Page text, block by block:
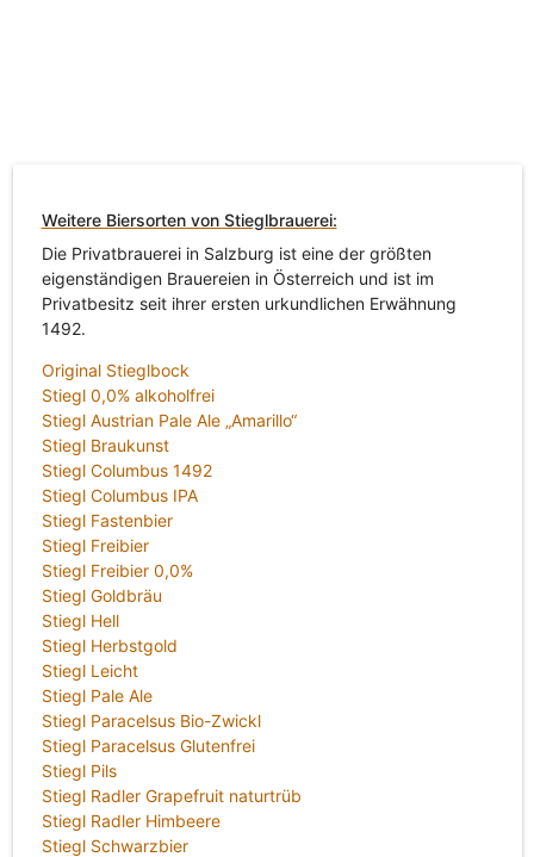
Weitere Biersorten von Stieglbrauerei:
Die Privatbrauerei in Salzburg ist eine der größten
eigenständigen Brauereien in Österreich und ist im
Privatbesitz seit ihrer ersten urkundlichen Erwähnung
1492.
Original Stieglbock
Stiegl 0,0% alkoholfrei
Stiegl Austrian Pale Ale „Amarillo“
Stiegl Braukunst
Stiegl Columbus 1492
Stiegl Columbus IPA
Stiegl Fastenbier
Stiegl Freibier
Stiegl Freibier 0,0%
Stiegl Goldbräu
Stiegl Hell
Stiegl Herbstgold
Stiegl Leicht
Stiegl Pale Ale
Stiegl Paracelsus Bio-Zwickl
Stiegl Paracelsus Glutenfrei
Stiegl Pils
Stiegl Radler Grapefruit naturtrüb
Stiegl Radler Himbeere
Stiegl Schwarzbier